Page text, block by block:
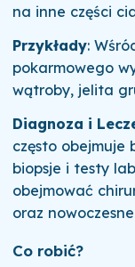
na inne części
Przykłady:
pokarmowego
wątroby, jelita
Diagnoza i
często obejmuje
biopsje i testy
obejmować
oraz
Co robić?